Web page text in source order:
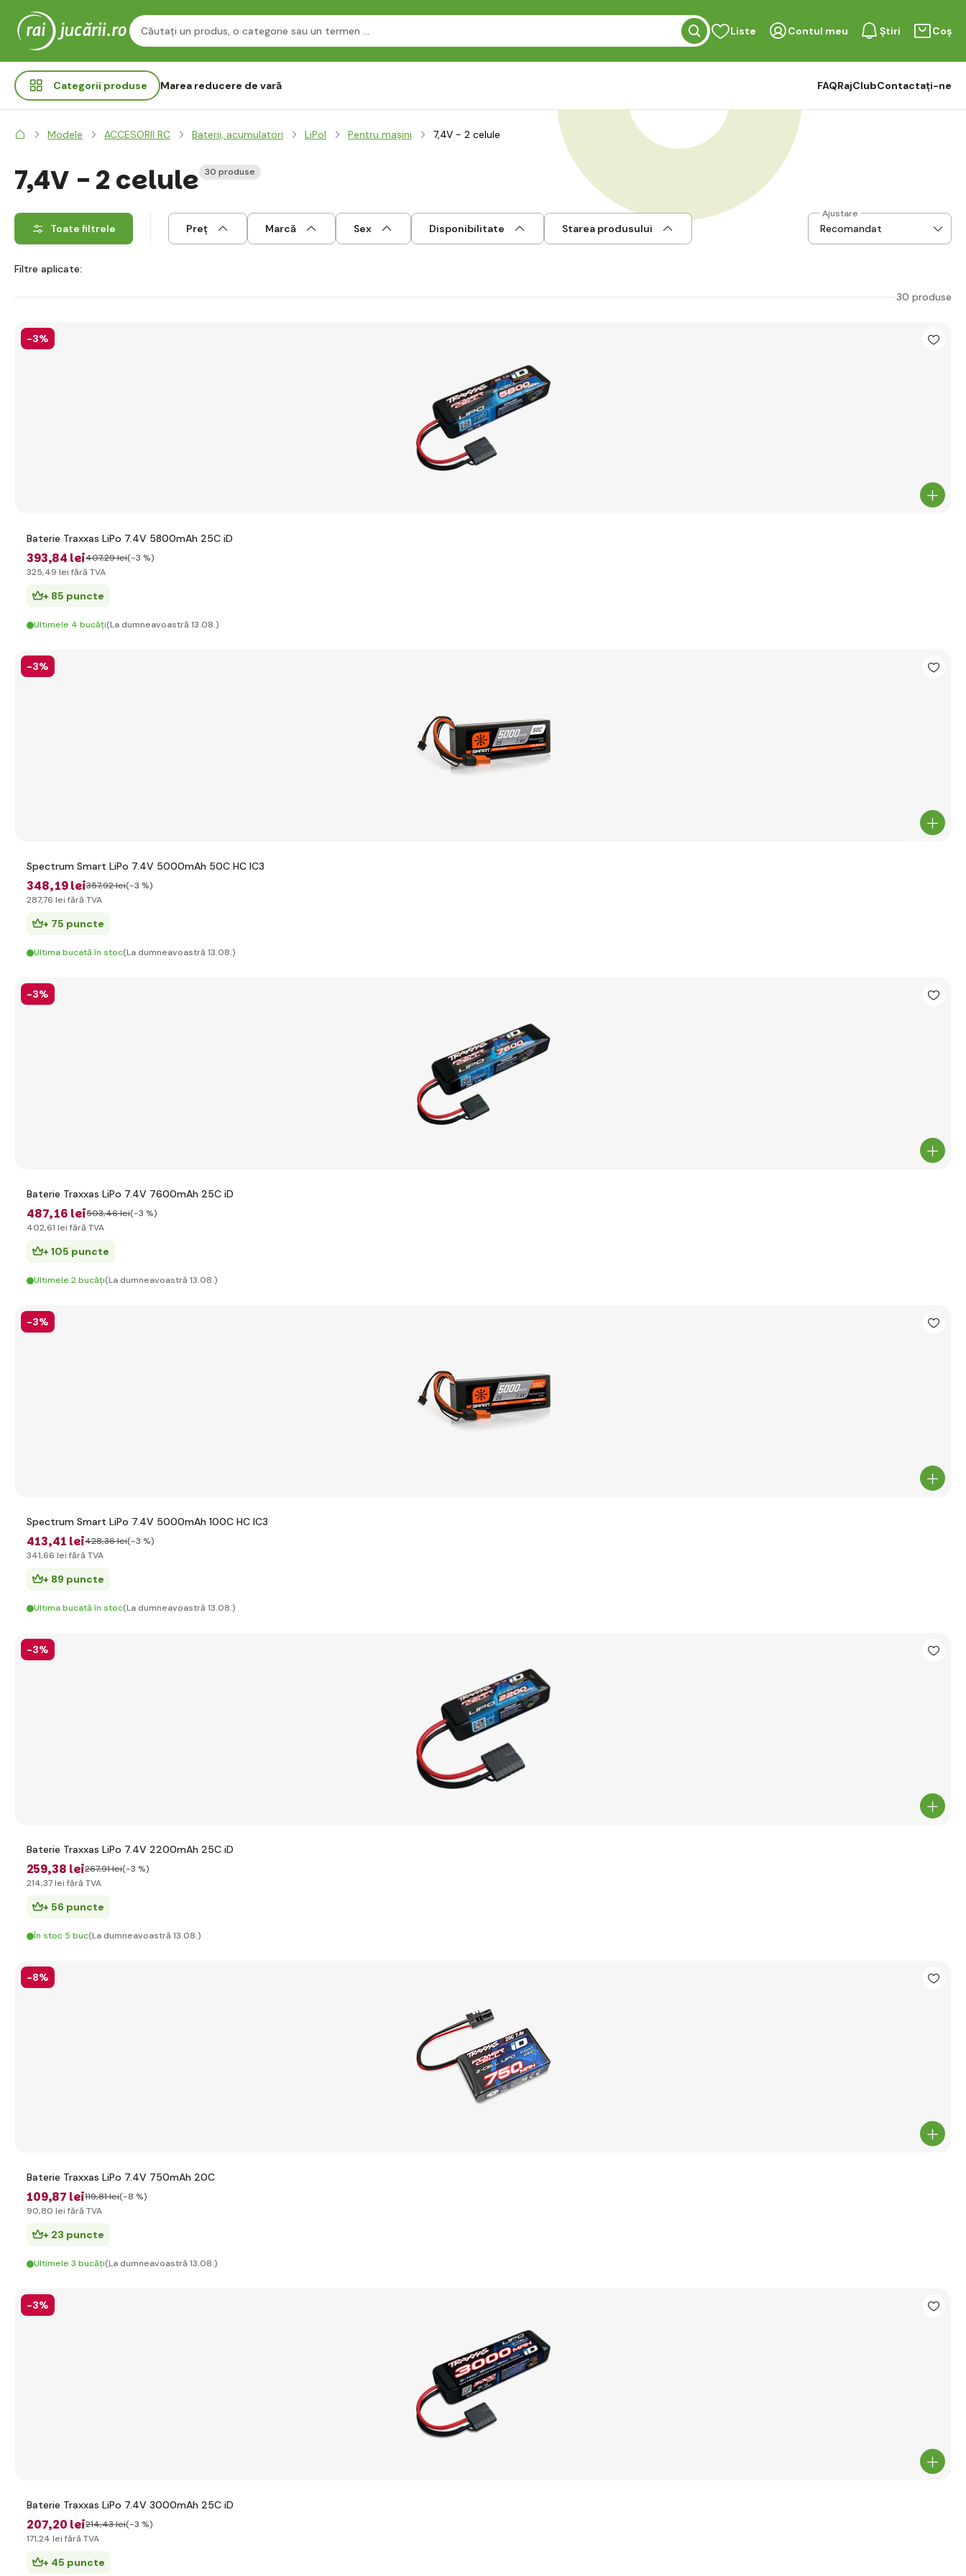
Liste Contul meu Știri Coș
Categorii produse Marea reducere de vară FAQRajClubContactați-ne
Modele ACCESORII RC Baterii, acumulatori LiPol Pentru mașini 7,4V - 2 celule
7,4V - 2 celule 30 produse
Toate filtrele Preț Marcă Sex Disponibilitate Starea produsului
Ajustare
Filtre aplicate:
30 produse
-3%
Baterie Traxxas LiPo 7.4V 5800mAh 25C iD
393,84 lei407,29 lei(-3 %)
325,49 lei fără TVA
+ 85 puncte
Ultimele 4 bucăți(La dumneavoastră 13.08.)
-3%
Spectrum Smart LiPo 7.4V 5000mAh 50C HC IC3
348,19 lei357,92 lei(-3 %)
287,76 lei fără TVA
+ 75 puncte
Ultima bucată în stoc(La dumneavoastră 13.08.)
-3%
Baterie Traxxas LiPo 7.4V 7600mAh 25C iD
487,16 lei503,46 lei(-3 %)
402,61 lei fără TVA
+ 105 puncte
Ultimele 2 bucăți(La dumneavoastră 13.08.)
-3%
Spectrum Smart LiPo 7.4V 5000mAh 100C HC IC3
413,41 lei428,36 lei(-3 %)
341,66 lei fără TVA
+ 89 puncte
Ultima bucată în stoc(La dumneavoastră 13.08.)
-3%
Baterie Traxxas LiPo 7.4V 2200mAh 25C iD
259,38 lei267,91 lei(-3 %)
214,37 lei fără TVA
+ 56 puncte
În stoc 5 buc(La dumneavoastră 13.08.)
-8%
Baterie Traxxas LiPo 7.4V 750mAh 20C
109,87 lei119,81 lei(-8 %)
90,80 lei fără TVA
+ 23 puncte
Ultimele 3 bucăți(La dumneavoastră 13.08.)
-3%
Baterie Traxxas LiPo 7.4V 3000mAh 25C iD
207,20 lei214,43 lei(-3 %)
171,24 lei fără TVA
+ 45 puncte